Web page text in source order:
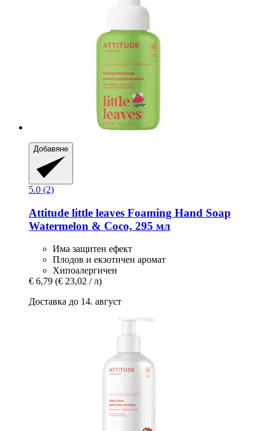
Добавяне
5.0 (2)
Attitude little leaves Foaming Hand Soap
Watermelon & Coco, 295 мл
Има защитен ефект
Плодов и екзотичен аромат
Хипоалергичен
€ 6,79 (€ 23,02 / л)
Доставка до 14. август